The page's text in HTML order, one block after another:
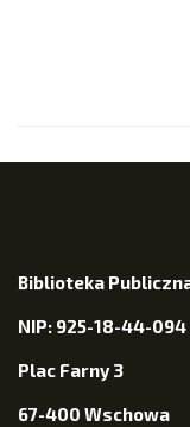
Biblioteka
NIP: 925-18-44-094
Plac Farny 3
67-400 Wschowa